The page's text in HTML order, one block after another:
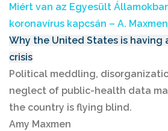
Miért van az Egyesült
koronavírus kapcsán – A. Maxmen
Why the United States is having
crisis
Political meddling,
neglect of public-health data
the country is flying blind.
Amy Maxmen